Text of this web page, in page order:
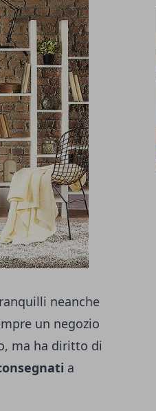
neanche
un negozio
ma ha diritto di
a